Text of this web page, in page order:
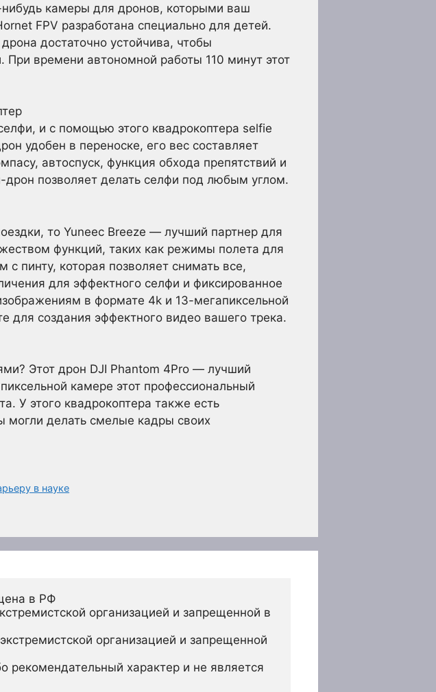
нибудь камеры для дронов, которыми ваш
FPV разработана специально для детей.
достаточно устойчива, чтобы
времени автономной работы 110 минут этот
и с помощью этого квадрокоптера selfie
удобен в переноске, его вес составляет
автоспуск, функция обхода препятствий и
позволяет делать селфи под любым углом.
то Yuneec Breeze — лучший партнер для
функций, таких как режимы полета для
пинту, которая позволяет снимать все,
для эффектного селфи и фиксированное
в формате 4k и 13-мегапиксельной
для создания эффектного видео вашего трека.
Этот дрон DJI Phantom 4Pro — лучший
камере этот профессиональный
У этого квадрокоптера также есть
могли делать смелые кадры своих
в науке
в РФ
организацией и запрещенной в
организацией и запрещенной
рекомендательный характер и не является